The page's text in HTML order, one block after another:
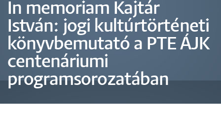
In memoriam Kajtár
István: jogi kultúrtörténeti
könyvbemutató a PTE ÁJK
centenáriumi
programsorozatában